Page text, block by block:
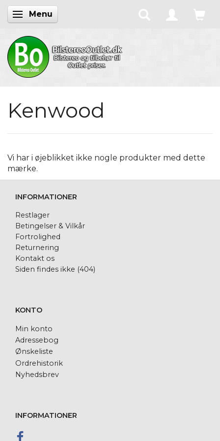
Skifte navigation
Menu
Kenwood
Vi har i øjeblikket ikke nogle produkter med dette
mærke.
INFORMATIONER
Restlager
Betingelser & Vilkår
Fortrolighed
Returnering
Kontakt os
Siden findes ikke (404)
KONTO
Min konto
Adressebog
Ønskeliste
Ordrehistorik
Nyhedsbrev
INFORMATIONER